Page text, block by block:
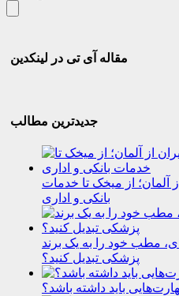
مقاله آی تی در لینکدین
جدیدترین مطالب
آلمان؛ از میخک تا خدمات
بانکی و اداری
مطب خود را به یک برند
پزشکی تبدیل کنید؟
باید داشته باشد؟